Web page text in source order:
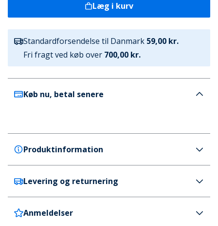
Læg i kurv
Standardforsendelse til Danmark 59,00 kr.
Fri fragt ved køb over 700,00 kr.
Køb nu, betal senere
Produktinformation
SKECHERS
SKECHERS Herre Go Consistent Tributary Sandaler
Sort
Farve
Levering og returnering
Danmark
59 kr. (700 kr.+ GRATIS)
Anmeldelser